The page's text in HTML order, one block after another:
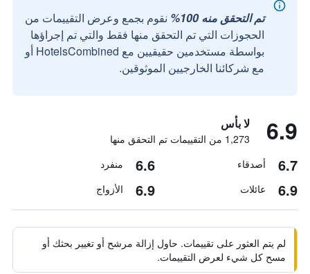
تم التحقق منه 100%
نقوم بجمع وعرض التقييمات من
الحجوزات التي تم التحقق منها فقط والتي تم إجراؤها
بواسطة مستخدمين حقيقيين مع HotelsCombined أو
مع شركائنا الخارجيين الموثوقين.
6.9 لا بأس
1,273 من التقييمات تم التحقق منها
6.7 أصدقاء 6.6 منفرد
6.9 عائلات 6.9 الأزواج
لم يتم العثور على تقييمات. حاول إزالة مرشح أو تغيير بحثك أو
مسح كل شيء لعرض التقييمات.